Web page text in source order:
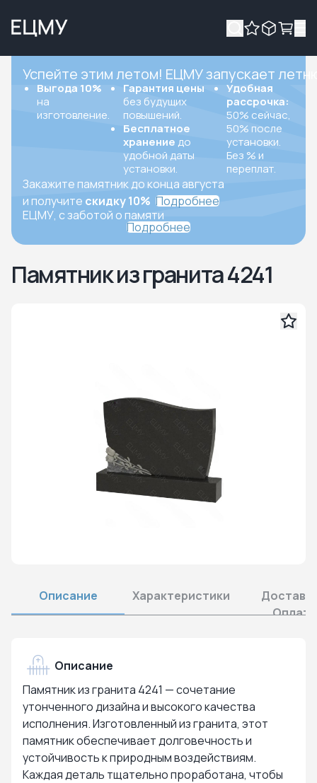
Успейте этим летом! ЕЦМУ запускает
Выгода 10%
на
изготовление.
Гарантия цены
без будущих
повышений.
Бесплатное
хранение до
удобной даты
установки.
Удобная
рассрочка:
50% сейчас,
50% после
установки.
Без % и
переплат.
Закажите памятник до конца августа
и получите скидку 10% Подробнее
ЕЦМУ, с заботой о памяти
Подробнее
Памятник из гранита 4241
Описание Характеристики
Оплата
Описание
Памятник из гранита 4241 — сочетание
утонченного дизайна и высокого качества
исполнения. Изготовленный из гранита, этот
памятник обеспечивает долговечность и
устойчивость к природным воздействиям.
Каждая деталь тщательно проработана, чтобы